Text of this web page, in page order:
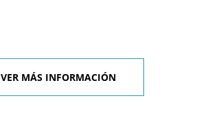
VER MÁS INFORMACIÓN